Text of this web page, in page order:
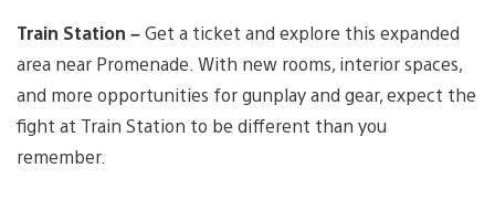
Train Station –Get a ticket and explore this expanded
area near Promenade. With new rooms, interior spaces,
and more opportunities for gunplay and gear, expect the
fight at Train Station to be different than you
remember.